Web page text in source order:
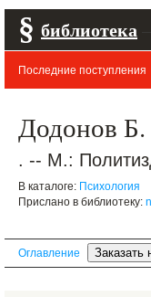
§ библиотека
Последние поступления
Додонов
. -- М.:
В каталоге: Психология
Прислано в библиотеку:
Оглавление